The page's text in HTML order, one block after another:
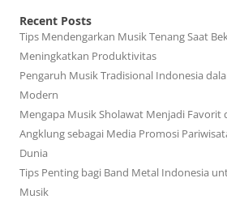
Recent Posts
Tips Mendengarkan Musik Tenang Saat
Meningkatkan Produktivitas
Pengaruh Musik Tradisional Indonesia
Modern
Mengapa Musik Sholawat Menjadi Favorit
Angklung sebagai Media Promosi
Dunia
Tips Penting bagi Band Metal Indonesia
Musik